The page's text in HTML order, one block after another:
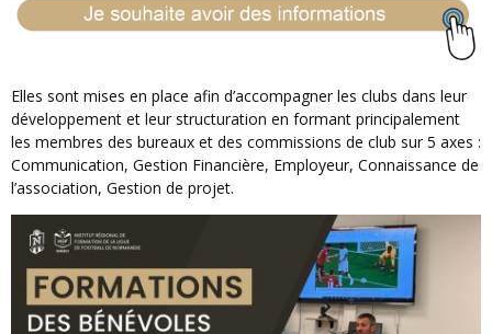
Elles sont mises en place afin d’accompagner les clubs dans leur
développement et leur structuration en formant principalement
les membres des bureaux et des commissions de club sur 5 axes :
Communication, Gestion Financière, Employeur, Connaissance de
l’association, Gestion de projet.